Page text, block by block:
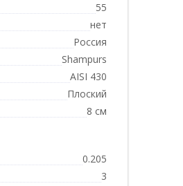
55
нет
Россия
Shampurs
AISI 430
Плоский
8 см
0.205
3